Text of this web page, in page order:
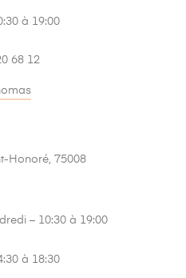
à 19:00
68 12
Honoré, 75008
– 10:30 à 19:00
à 18:30